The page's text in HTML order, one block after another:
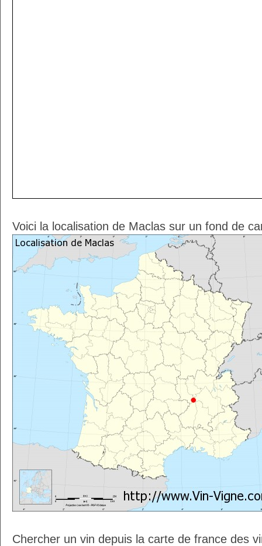
Voici la localisation de Maclas sur un fond de
Chercher un vin depuis la carte de france des